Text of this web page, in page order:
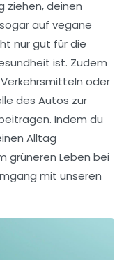
ziehen, deinen
auf vegane
nur gut für die
ist. Zudem
oder
des Autos zur
Indem du
Alltag
grüneren Leben bei
mit unseren